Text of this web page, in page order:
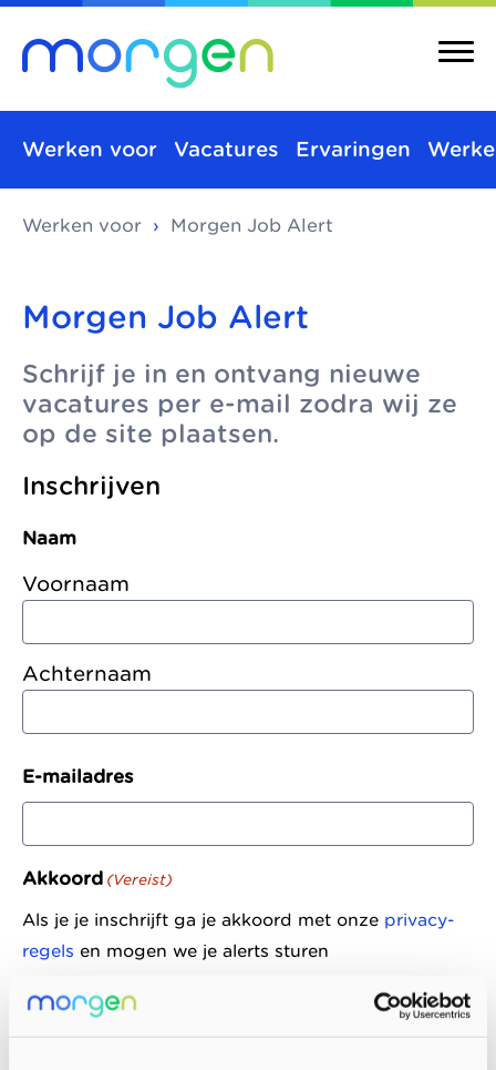
Morgen is de
koepel van
toonaangevende
kinderopvang-
organisaties in Den
Delft. We werken
voor de wereld van
Over ons
kinderopvang
Pedagogische
Morgen bestaat uit
verschillende
kinderopvangmerken
en kindcentra, die
samen alle vormen
aanbieden.
Merken
Integrale
Werken voor Vacatures Ervaringen
Werken voor › Morgen Job Alert
Morgen Job Alert
Schrijf je in en ontvang nieuwe
vacatures per e-mail zodra wij ze
op de site plaatsen.
Inschrijven
Naam
Voornaam
Achternaam
E-mailadres
Akkoord (Vereist)
Als je je inschrijft ga je akkoord met onze privacy-
regels en mogen we je alerts sturen
Ik ga akkoord